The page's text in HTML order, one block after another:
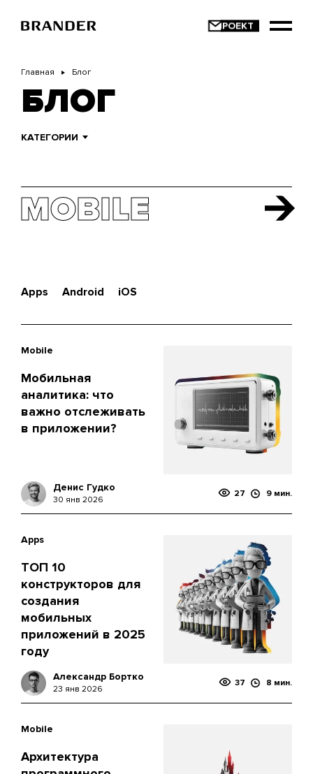
основному
Главная Блог
БЛОГ
КАТЕГОРИИ
MOBILE
MOBILE
Apps Android iOS
Mobile
Мобильная
аналитика: что
важно отслеживать
в приложении?
Денис Гудко
30 янв 2026
27 9 мин.
Apps
ТОП 10
конструкторов для
создания
мобильных
приложений в 2025
году
Александр Бортко
23 янв 2026
37 8 мин.
Mobile
Архитектура